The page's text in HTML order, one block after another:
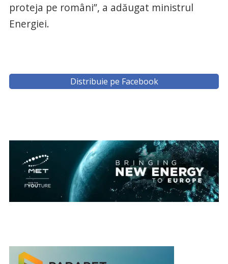
proteja pe români”, a adăugat ministrul
Energiei.
Distribuie pe Facebook